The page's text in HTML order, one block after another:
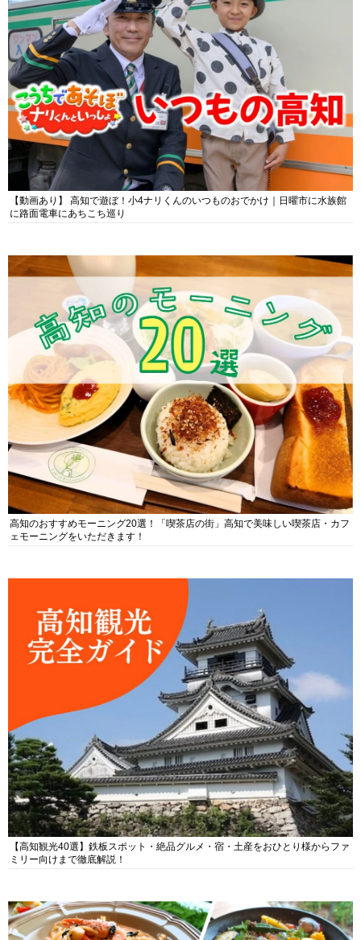
【動画あり】 高知で遊ぼ！小4ナリくんのいつものおでかけ｜日曜市に水族館
に路面電車にあちこち巡り
高知のおすすめモーニング20選！「喫茶店の街」高知で美味しい喫茶店・カフ
ェモーニングをいただきます！
【高知観光40選】鉄板スポット・絶品グルメ・宿・土産をおひとり様からファ
ミリー向けまで徹底解説！